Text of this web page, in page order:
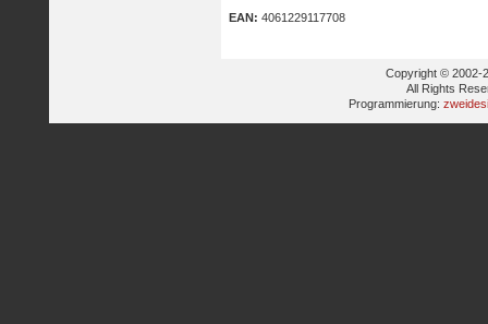
EAN: 4061229117708
Copyright © 2002-
All Rights
Programmierung: